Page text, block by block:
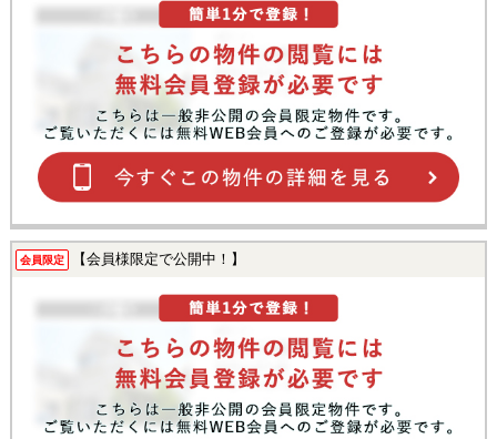
会員限定 【会員様限定で公開中！】